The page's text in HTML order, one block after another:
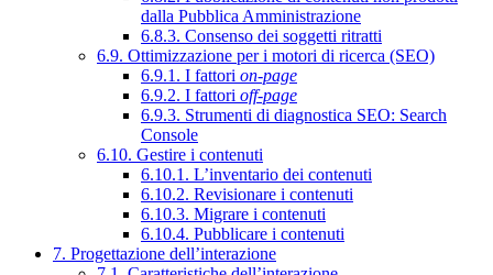
dalla Pubblica Amministrazione
6.8.3. Consenso dei soggetti ritratti
6.9. Ottimizzazione per i motori di ricerca (SEO)
6.9.1. I fattori on-page
6.9.2. I fattori off-page
6.9.3. Strumenti di diagnostica SEO: Search
Console
6.10. Gestire i contenuti
6.10.1. L’inventario dei contenuti
6.10.2. Revisionare i contenuti
6.10.3. Migrare i contenuti
6.10.4. Pubblicare i contenuti
7. Progettazione dell’interazione